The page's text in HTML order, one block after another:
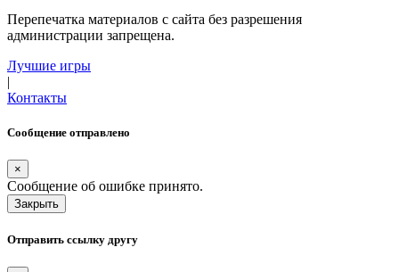
Перепечатка материалов с сайта без разрешения
администрации запрещена.
Лучшие игры
|
Контакты
Сообщение отправлено
×
Сообщение об ошибке принято.
Закрыть
Отправить ссылку другу